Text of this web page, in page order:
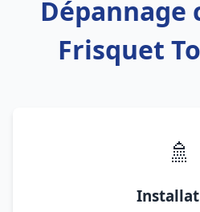
Dépannage
Frisquet
🚿